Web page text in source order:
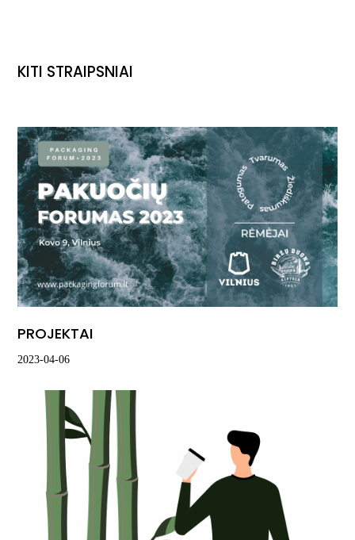
KITI STRAIPSNIAI
PROJEKTAI
2023-04-06